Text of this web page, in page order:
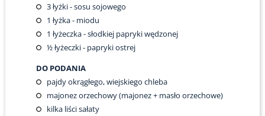
3łyżki - sosu sojowego
1 łyżka - miodu
1 łyżeczka - słodkiej papryki wędzonej
½łyżeczki - papryki ostrej
DO PODANIA
pajdy okrągłego, wiejskiego chleba
majonez orzechowy (majonez + masło orzechowe)
kilka liści sałaty